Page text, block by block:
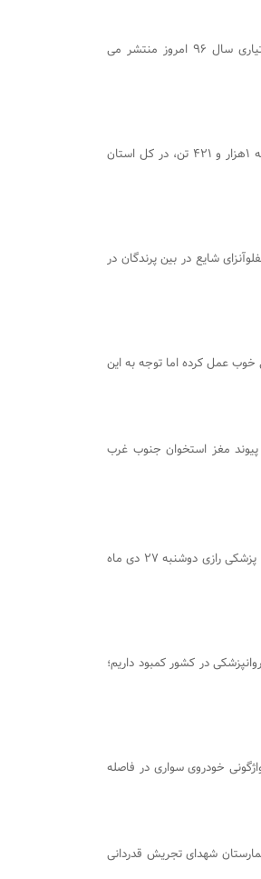
فترچه راهنمای ثبت نام در آزمون دستیاری سال 96 امروز منتشر می
اورژانس ۱۱۵گیلان دریک هفته گذشته به 1هزار و 421 تن، در کل استان
شایع در بین پرندگان در
خوب عمل کرده اما توجه به این
پیوند مغز استخوان جنوب غرب
بیست و دومین جشنواره تحقیقاتی علوم پزشکی رازی دوشنبه 27 دی ماه
حداقل 10هزار تخت روانپزشکی در کشور کمبود داریم؛
واژگونی خودروی سواری در فاصله
شهدای تجریش قدردانی